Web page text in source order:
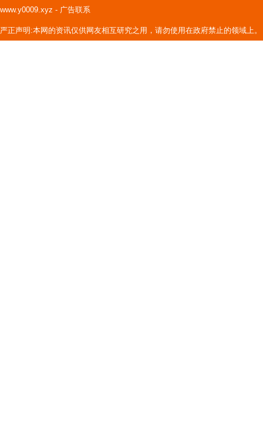
www.y0009.xyz - 广告联系
严正声明:本网的资讯仅供网友相互研究之用，请勿使用在政府禁止的领域上。